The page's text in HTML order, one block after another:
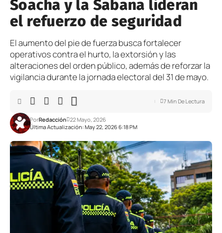
Soacha y la Sabana lideran
el refuerzo de seguridad
El aumento del pie de fuerza busca fortalecer
operativos contra el hurto, la extorsión y las
alteraciones del orden público, además de reforzar la
vigilancia durante la jornada electoral del 31 de mayo.
Última Actualización: May 22, 2026 6:18 PM
PorRedacción 22 Mayo, 2026
7 Min De Lectura